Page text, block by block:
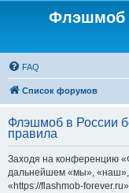
Флэшмоб
FAQ
Список форумов
Флэшмоб в России
правила
Заходя на конференцию
дальнейшем «мы»,
«https://flashmob-